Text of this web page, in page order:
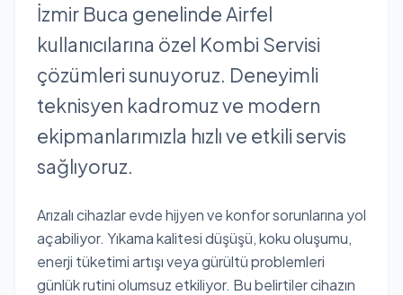
İzmir Buca genelinde Airfel
kullanıcılarına özel Kombi Servisi
çözümleri sunuyoruz. Deneyimli
teknisyen kadromuz ve modern
ekipmanlarımızla hızlı ve etkili servis
sağlıyoruz.
Arızalı cihazlar evde hijyen ve konfor sorunlarına yol
açabiliyor. Yıkama kalitesi düşüşü, koku oluşumu,
enerji tüketimi artışı veya gürültü problemleri
günlük rutini olumsuz etkiliyor. Bu belirtiler cihazın